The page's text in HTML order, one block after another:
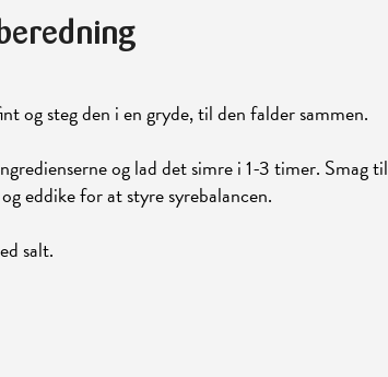
og steg den i en gryde, til den falder sammen.
og lad det simre i 1-3 timer. Smag til
eddike for at styre syrebalancen.
salt.